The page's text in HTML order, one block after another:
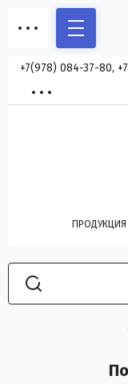
+7(978) 084-37-80,